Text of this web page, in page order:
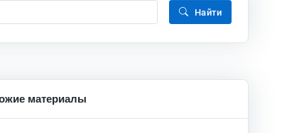
Найти
материалы